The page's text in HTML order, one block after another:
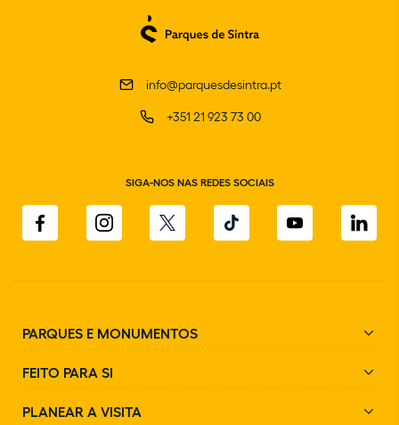
info@parquesdesintra.pt
+351 21 923 73 00
SIGA-NOS NAS REDES SOCIAIS
PARQUES E MONUMENTOS
FEITO PARA SI
PLANEAR A VISITA